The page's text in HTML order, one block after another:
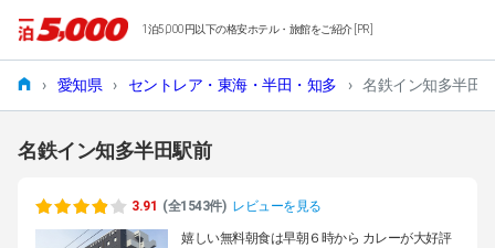
1泊5,000円以下の格安ホテル・旅館をご紹介 [PR]
› 愛知県 › セントレア・東海・半田・知多 › 名鉄イン知多半田
名鉄イン知多半田駅前
3.91 (全1543件) レビューを見る
嬉しい無料朝食は早朝６時から カレーが大好評